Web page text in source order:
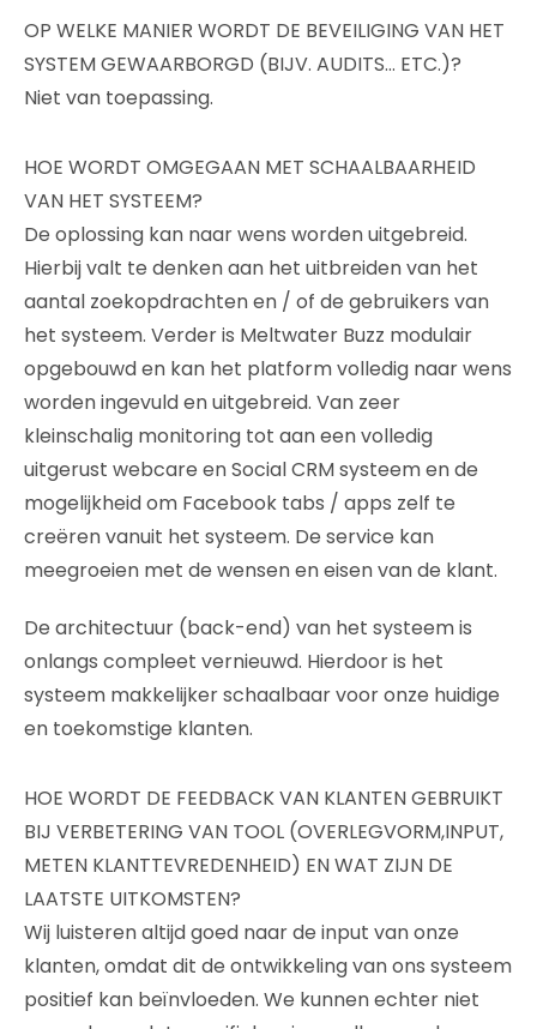
OP WELKE MANIER WORDT DE BEVEILIGING VAN HET
SYSTEM GEWAARBORGD (BIJV. AUDITS… ETC.)?
Niet van toepassing.
HOE WORDT OMGEGAAN MET SCHAALBAARHEID
VAN HET SYSTEEM?
De oplossing kan naar wens worden uitgebreid.
Hierbij valt te denken aan het uitbreiden van het
aantal zoekopdrachten en / of de gebruikers van
het systeem. Verder is Meltwater Buzz modulair
opgebouwd en kan het platform volledig naar wens
worden ingevuld en uitgebreid. Van zeer
kleinschalig monitoring tot aan een volledig
uitgerust webcare en Social CRM systeem en de
mogelijkheid om Facebook tabs / apps zelf te
creëren vanuit het systeem. De service kan
meegroeien met de wensen en eisen van de klant.
De architectuur (back-end) van het systeem is
onlangs compleet vernieuwd. Hierdoor is het
systeem makkelijker schaalbaar voor onze huidige
en toekomstige klanten.
HOE WORDT DE FEEDBACK VAN KLANTEN GEBRUIKT
BIJ VERBETERING VAN TOOL (OVERLEGVORM,INPUT,
METEN KLANTTEVREDENHEID) EN WAT ZIJN DE
LAATSTE UITKOMSTEN?
Wij luisteren altijd goed naar de input van onze
klanten, omdat dit de ontwikkeling van ons systeem
positief kan beïnvloeden. We kunnen echter niet